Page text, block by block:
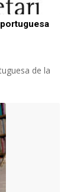
de la